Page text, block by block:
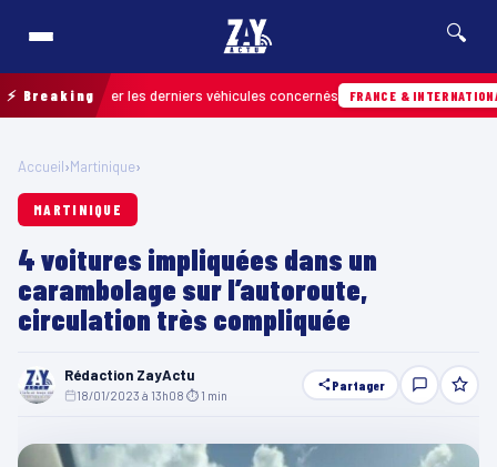
🔍
⚡ Breaking
retrouver les derniers véhicules concernés FRANCE & INTERNATIONALE
Accueil›Martinique›
MARTINIQUE
4 voitures impliquées dans un
carambolage sur l’autoroute,
circulation très compliquée
Rédaction ZayActu
18/01/2023 à 13h08 ⏱ 1 min
Partager